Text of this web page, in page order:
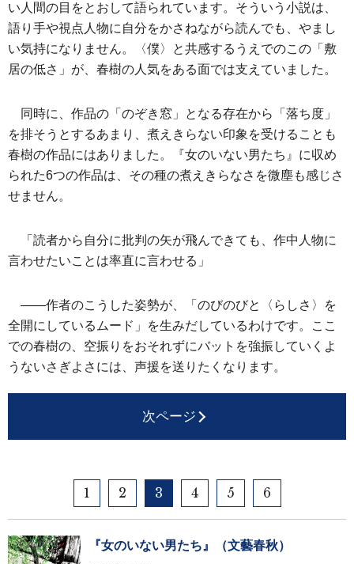
い人間の目をとおして語られています。そういう小説は、
語り手や視点人物に自分をかさねながら読んでも、やまし
い気持になりません。〈僕〉と共感するうえでのこの「敷
居の低さ」が、春樹の人気をある面では支えていました。
同時に、作品の「のぞき窓」となる存在から「落ち度」
を排そうとするあまり、煮えきらない印象を受けることも
春樹の作品にはありました。『女のいない男たち』に収め
られた6つの作品は、その種の煮えきらなさを微塵も感じさ
せません。
「読者から自分に批判の矢が飛んできても、作中人物に
言わせたいことは率直に言わせる」
――作者のこうした姿勢が、「のびのびと〈らしさ〉を
全開にしているムード」を生みだしているわけです。ここ
での春樹の、空振りをおそれずにバットを強振していくよ
うないさぎよさには、声援を送りたくなります。
次ページ
1 2 3 4 5 6
『女のいない男たち』（文藝春秋）